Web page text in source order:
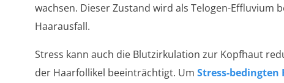
wachsen. Dieser Zustand wird als Telogen-Effluvium
Haarausfall.
Stress kann auch die Blutzirkulation zur Kopfhaut
der Haarfollikel beeinträchtigt. Um Stress-bedingten